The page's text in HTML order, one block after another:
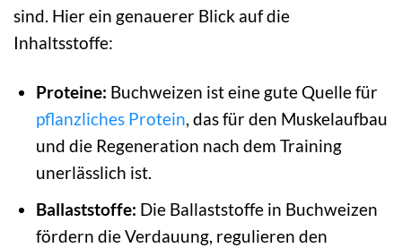
sind. Hier ein genauerer Blick auf die
Inhaltsstoffe:
Proteine: Buchweizen ist eine gute Quelle für
pflanzliches Protein, das für den Muskelaufbau
und die Regeneration nach dem Training
unerlässlich ist.
Ballaststoffe: Die Ballaststoffe in Buchweizen
fördern die Verdauung, regulieren den